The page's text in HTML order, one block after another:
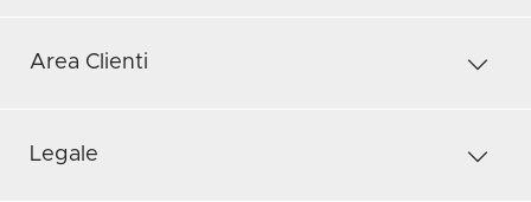
Area Clienti
Legale